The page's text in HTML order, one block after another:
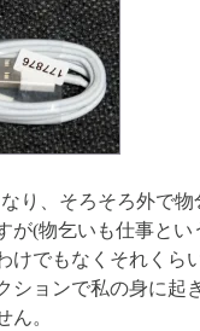
り、そろそろ外で
が(物乞いも仕事と
けでもなくそれくら
ションで私の身に起
ん。